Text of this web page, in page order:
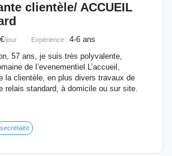
clientèle/ ACCUEIL
/jour Expérience : 4-6 ans
57 ans, je suis très polyvalente,
de l’evenementiel L’accueil,
la clientèle, en plus divers travaux de
relais standard, à domicile ou sur site.
secretaire